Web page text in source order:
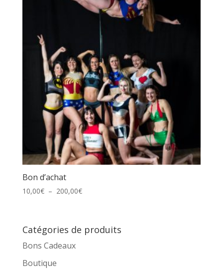
Bon d’achat
10,00€ – 200,00€Plage
à
Catégories de produits
Bons Cadeaux
Boutique